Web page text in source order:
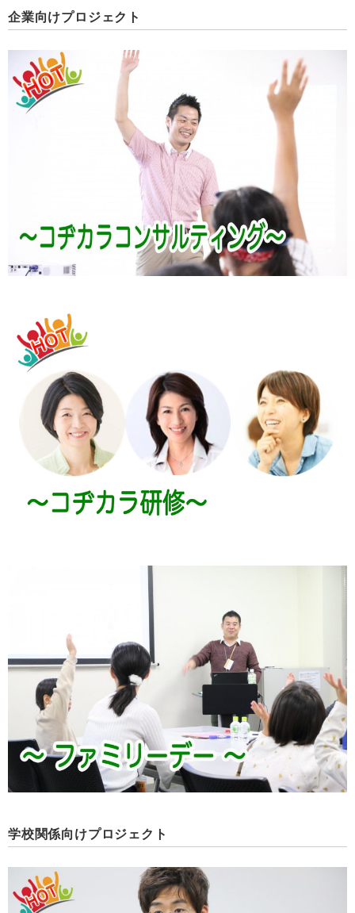
企業向けプロジェクト
学校関係向けプロジェクト